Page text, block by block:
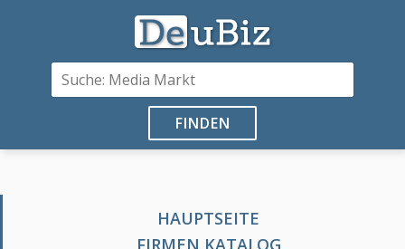
FINDEN
HAUPTSEITE
FIRMEN KATALOG